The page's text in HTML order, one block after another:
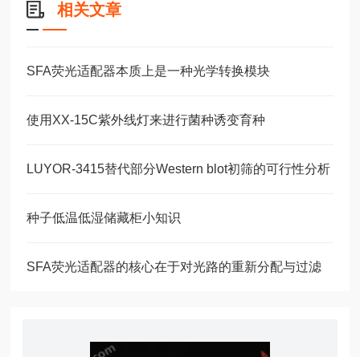
相关文章
SFA荧光适配器本质上是一种光学转换模块
使用XX-15C紫外线灯来进行菌种诱变育种
LUYOR-3415替代部分Western blot初筛的可行性分析
种子低温低湿储藏柜小知识
SFA荧光适配器的核心在于对光路的重新分配与过滤